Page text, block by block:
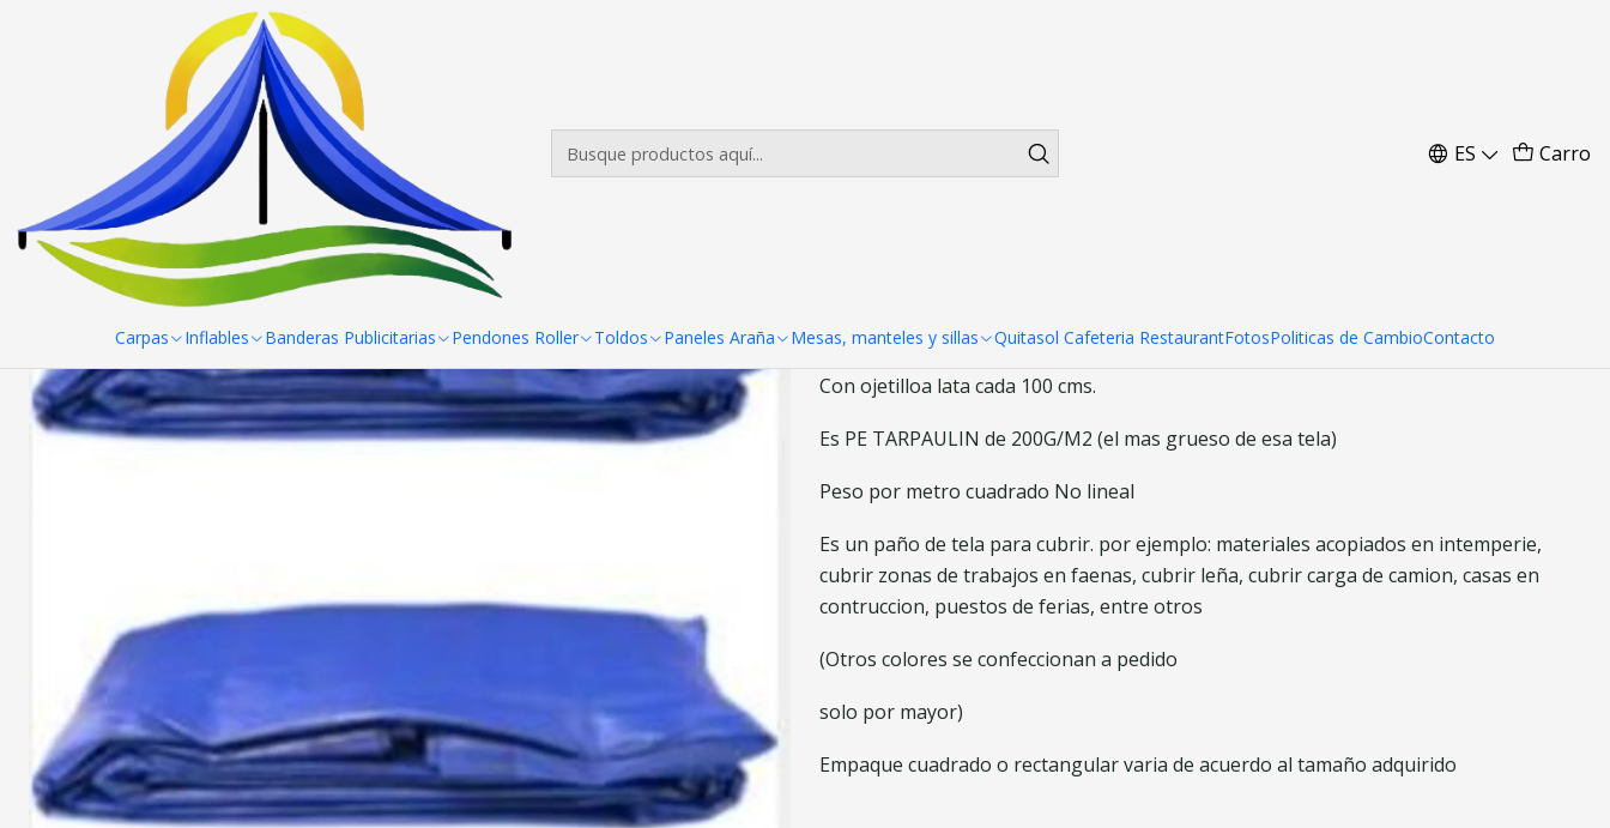
ES Carro
Carpas Inflables Banderas Publicitarias Pendones Roller Toldos Paneles Araña Mesas, manteles y sillas Quitasol Cafeteria RestaurantFotosPoliticas de CambioContacto
Lonas Multiusos 5x7 mts.
|
Lonas Multiusos 5x7 mts.
LONA MULTIUSO AZUL
Con ojetilloa lata cada 100 cms.
Es PE TARPAULIN de 200G/M2 (el mas grueso de esa tela)
Peso por metro cuadrado No lineal
Es un paño de tela para cubrir. por ejemplo: materiales acopiados en intemperie,
cubrir zonas de trabajos en faenas, cubrir leña, cubrir carga de camion, casas en
contruccion, puestos de ferias, entre otros
(Otros colores se confeccionan a pedido
solo por mayor)
Empaque cuadrado o rectangular varia de acuerdo al tamaño adquirido